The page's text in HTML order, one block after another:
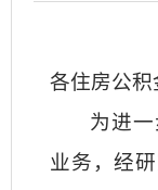
各住房公积
为进
业务，经